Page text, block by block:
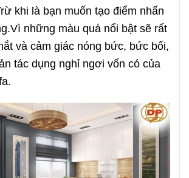
khi là bạn muốn tạo điểm nhấn
những màu quá nổi bật sẽ rất
và cảm giác nóng bức, bức bối,
tác dụng nghỉ ngơi vốn có của